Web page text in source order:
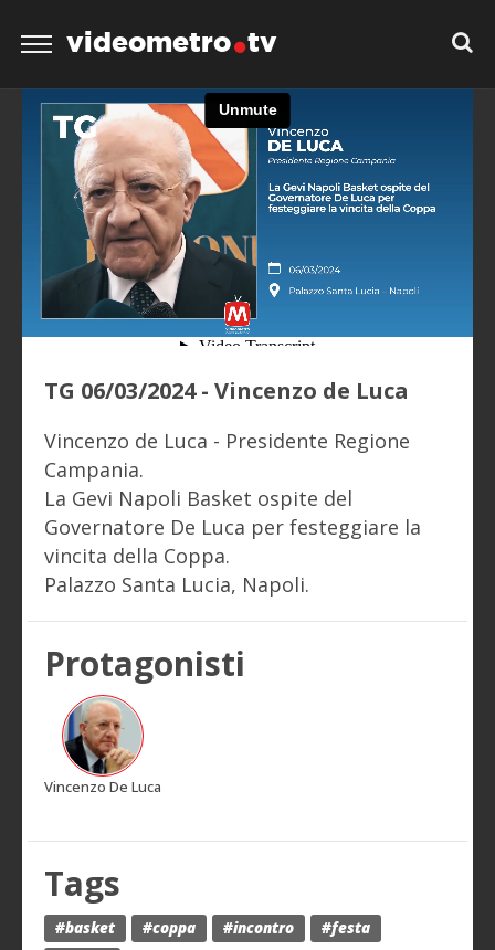
videometro tv
TG 06/03/2024 - Vincenzo de Luca
Vincenzo de Luca - Presidente Regione
Campania.
La Gevi Napoli Basket ospite del
Governatore De Luca per festeggiare la
vincita della Coppa.
Palazzo Santa Lucia, Napoli.
Protagonisti
Vincenzo De Luca
Tags
#basket #coppa #incontro
#festa